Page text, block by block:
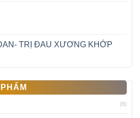
TRỊ ĐAU XƯƠNG KHỚP
(6)